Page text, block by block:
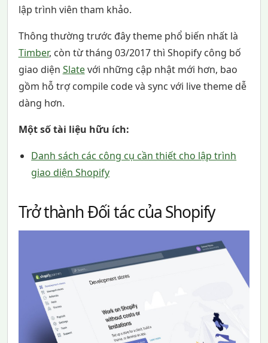
lập trình viên tham khảo.
Thông thường trước đây theme phổ biến nhất là
Timber, còn từ tháng 03/2017 thì Shopify công bố
giao diện Slatevới những cập nhật mới hơn, bao
gồm hỗ trợ compile code và sync với live theme dễ
dàng hơn.
Một số tài liệu hữu ích:
Danh sách các công cụ cần thiết cho lập trình
giao diện Shopify
Trở thành Đối tác của Shopify